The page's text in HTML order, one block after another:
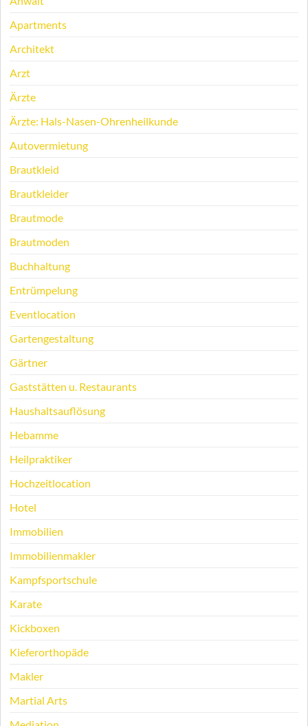
Apartments
Architekt
Arzt
Ärzte
Ärzte: Hals-Nasen-Ohrenheilkunde
Autovermietung
Brautkleid
Brautkleider
Brautmode
Brautmoden
Buchhaltung
Entrümpelung
Eventlocation
Gartengestaltung
Gärtner
Gaststätten u. Restaurants
Haushaltsauflösung
Hebamme
Heilpraktiker
Hochzeitlocation
Hotel
Immobilien
Immobilienmakler
Kampfsportschule
Karate
Kickboxen
Kieferorthopäde
Makler
Martial Arts